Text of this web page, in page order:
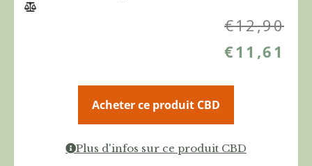
€12,90
€11,61
Acheter ce produit CBD
Plus d'infos sur ce produit CBD